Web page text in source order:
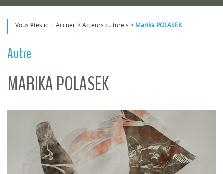
Vous êtes ici :
Vous êtes ici
Accueil >Acteurs culturels > Marika POLASEK
Autre
MARIKA POLASEK